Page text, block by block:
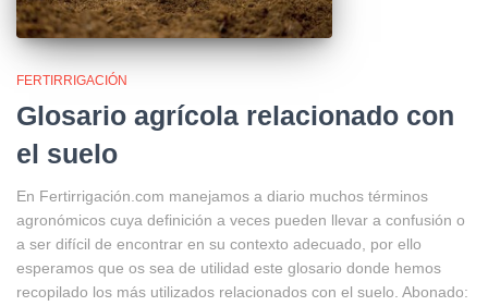
FERTIRRIGACIÓN
Glosario agrícola relacionado con
el suelo
En Fertirrigación.com manejamos a diario muchos términos
agronómicos cuya definición a veces pueden llevar a confusión o
a ser difícil de encontrar en su contexto adecuado, por ello
esperamos que os sea de utilidad este glosario donde hemos
recopilado los más utilizados relacionados con el suelo. Abonado: